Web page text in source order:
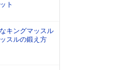
ト
キングマッスル
スルの鍛え方